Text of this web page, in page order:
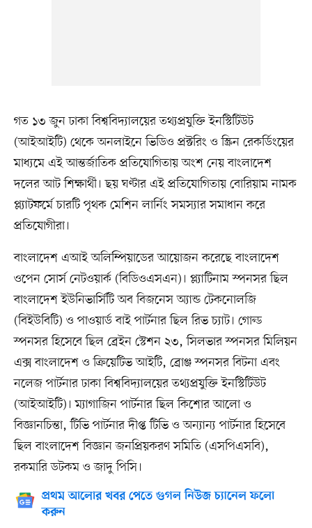
গত ১৩ জুন ঢাকা বিশ্ববিদ্যালয়ের তথ্যপ্রযুক্তি ইনস্টিটিউট
(আইআইটি) থেকে অনলাইনে ভিডিও প্রক্টরিং ও স্ক্রিন রেকর্ডিংয়ের
মাধ্যমে এই আন্তর্জাতিক প্রতিযোগিতায় অংশ নেয় বাংলাদেশ
দলের আট শিক্ষার্থী। ছয় ঘণ্টার এই প্রতিযোগিতায় বোরিয়াম নামক
প্ল্যাটফর্মে চারটি পৃথক মেশিন লার্নিং সমস্যার সমাধান করে
প্রতিযোগীরা।
বাংলাদেশ এআই অলিম্পিয়াডের আয়োজন করেছে বাংলাদেশ
ওপেন সোর্স নেটওয়ার্ক (বিডিওএসএন)। প্ল্যাটিনাম স্পনসর ছিল
বাংলাদেশ ইউনিভার্সিটি অব বিজনেস অ্যান্ড টেকনোলজি
(বিইউবিটি) ও পাওয়ার্ড বাই পার্টনার ছিল রিভ চ্যাট। গোল্ড
স্পনসর হিসেবে ছিল ব্রেইন স্টেশন ২৩, সিলভার স্পনসর মিলিয়ন
এক্স বাংলাদেশ ও ক্রিয়েটিভ আইটি, ব্রোঞ্জ স্পনসর বিটনা এবং
নলেজ পার্টনার ঢাকা বিশ্ববিদ্যালয়ের তথ্যপ্রযুক্তি ইনস্টিটিউট
(আইআইটি)। ম্যাগাজিন পার্টনার ছিল কিশোর আলো ও
বিজ্ঞানচিন্তা, টিভি পার্টনার দীপ্ত টিভি ও অন্যান্য পার্টনার হিসেবে
ছিল বাংলাদেশ বিজ্ঞান জনপ্রিয়করণ সমিতি (এসপিএসবি),
রকমারি ডটকম ও জাদু পিসি।
প্রথম আলোর খবর পেতে গুগল নিউজ চ্যানেল ফলো
করুন